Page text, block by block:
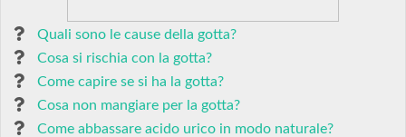
Quali sono le cause della gotta?
Cosa si rischia con la gotta?
Come capire se si ha la gotta?
Cosa non mangiare per la gotta?
Come abbassare acido urico in modo naturale?